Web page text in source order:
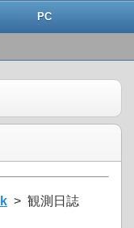
PC
> 観測日誌